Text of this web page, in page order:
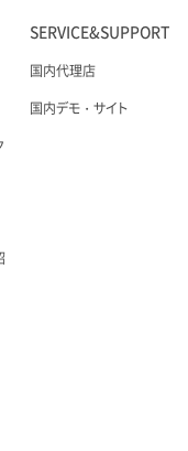
SERVICE&SUPPORT
国内代理店
国内デモ・サイト